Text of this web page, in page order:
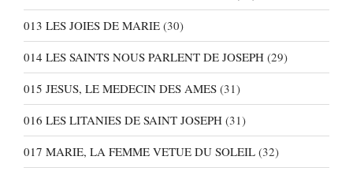
013 LES JOIES DE MARIE (30)
014 LES SAINTS NOUS PARLENT DE JOSEPH (29)
015 JESUS, LE MEDECIN DES AMES (31)
016 LES LITANIES DE SAINT JOSEPH (31)
017 MARIE, LA FEMME VETUE DU SOLEIL (32)